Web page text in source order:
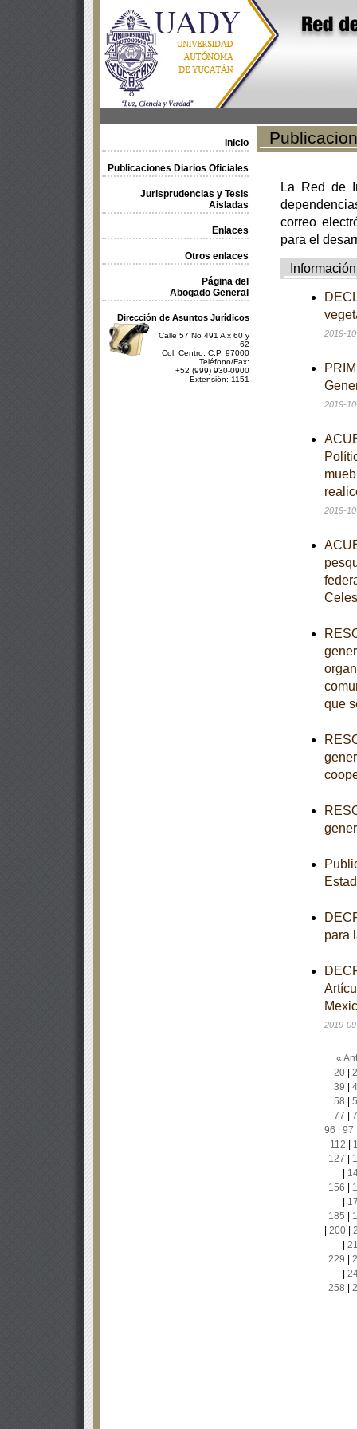
Inicio
Publicaciones Diarios Oficiales
Jurisprudencias y Tesis
Aisladas
Enlaces
Otros enlaces
Página del
Abogado General
Dirección de Asuntos Jurídicos
Calle 57 No 491 A x 60 y
62
Col. Centro, C.P. 97000
Teléfono/Fax:
+52 (999) 930-0900
Extensión: 1151
La Red de
correo
para el
Información
2019-
2019-
2019-
que
para
2019-
«
20|
39
58
77
96
97
112
127
156
185
200|
229
258